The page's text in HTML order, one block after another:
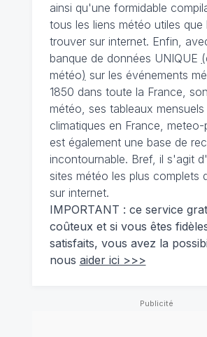
ainsi qu'une formidable
tous les liens météo utiles
trouver sur internet. Enfin,
banque de données UNIQUE (
météo) sur les événements
1850 dans toute la France,
météo, ses tableaux mensuels
climatiques en France, meteo-
est également une base de
incontournable. Bref, il s'agit
sites météo les plus complets
sur internet.
IMPORTANT : ce service
coûteux et si vous êtes
satisfaits, vous avez la
nous aider ici >>>